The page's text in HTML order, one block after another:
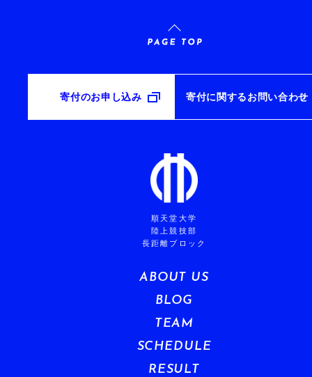
寄付のお申し込み 寄付に関するお問い合わせ
順天堂大学
陸上競技部
長距離ブロック
ABOUT US
BLOG
TEAM
SCHEDULE
RESULT